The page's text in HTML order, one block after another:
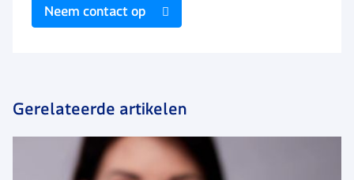
Neem contact op
Gerelateerde artikelen